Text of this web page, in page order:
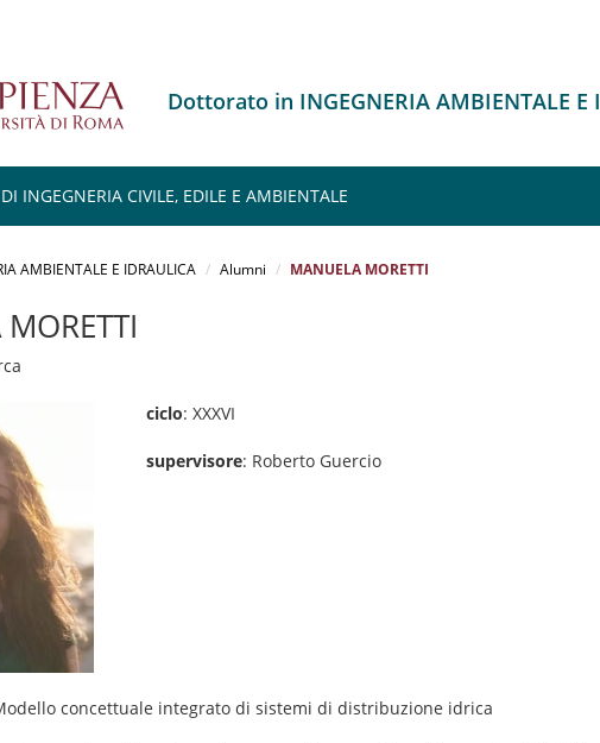
Dottorato in INGEGNERIA AMBIENTALE E
INGEGNERIA CIVILE, EDILE E AMBIENTALE
AMBIENTALE E IDRAULICA Alumni MANUELA MORETTI
ciclo: XXXVI
supervisore: Roberto Guercio
concettuale integrato di sistemi di distribuzione idrica